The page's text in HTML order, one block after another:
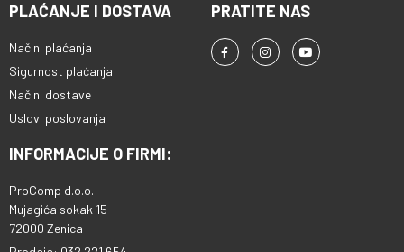
PLAĆANJE I DOSTAVA
Načini plaćanja
Sigurnost plaćanja
Načini dostave
Uslovi poslovanja
PRATITE NAS
INFORMACIJE O FIRMI:
ProComp d.o.o.
Mujagića sokak 15
72000 Zenica